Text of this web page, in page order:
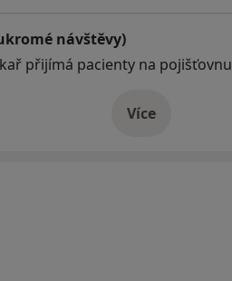
návštěvy)
přijímá pacienty na pojišťovnu
Víceo adrese